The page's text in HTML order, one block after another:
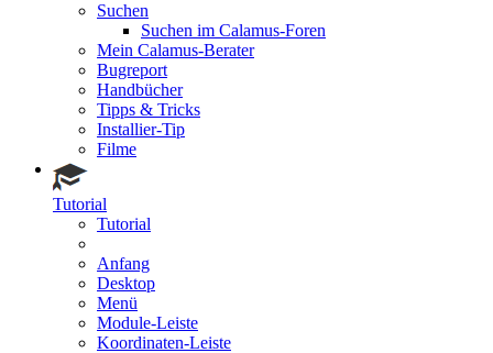
Suchen
Suchen im Calamus-Foren
Mein Calamus-Berater
Bugreport
Handbücher
Tipps & Tricks
Installier-Tip
Filme
Tutorial
Tutorial
Anfang
Desktop
Menü
Module-Leiste
Koordinaten-Leiste